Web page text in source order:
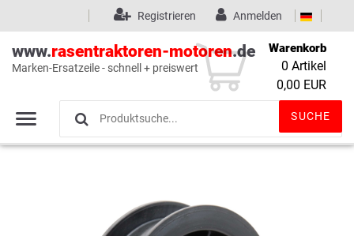
Wunschliste (0)
Anmelden
Registrieren
www.rasentraktoren-motoren.de
Marken-Ersatzeile - schnell + preiswert
SUCHE
Warenkorb
0 Artikel
0,00 EUR